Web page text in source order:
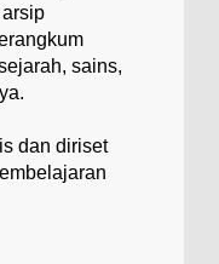
Golgi, atau
dikaitkan
Ada?
orang percaya UFO
Manakah yang
sains,
dan diriset